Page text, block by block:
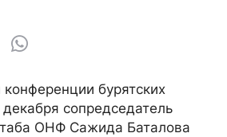
бурятских
сопредседатель
ОНФ Сажида Баталова